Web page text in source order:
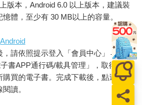
版本，Android 6.0 以上版本，建議裝
體，至少有 30 MB以上的容量。
Android
，請依照提示登入「會員中心」→「我
書APP通行碼/載具管理」，取得通行
購買的電子書。完成下載後，點選任一
讀。